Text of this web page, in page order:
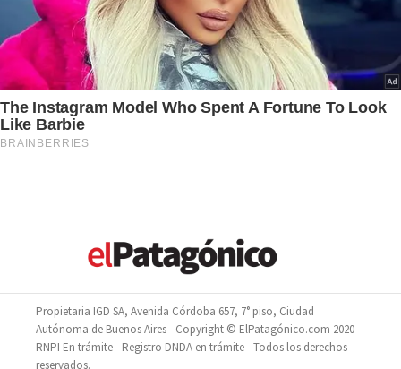
Propietaria IGD SA, Avenida Córdoba 657, 7° piso, Ciudad
Autónoma de Buenos Aires - Copyright © ElPatagónico.com 2020 -
RNPI En trámite - Registro DNDA en trámite - Todos los derechos
reservados.